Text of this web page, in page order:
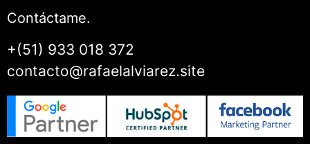
Contáctame.
+(51) 933 018 372
contacto@rafaelalviarez.site